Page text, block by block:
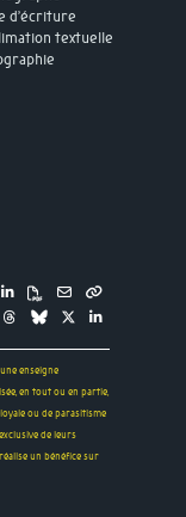
d’écriture
textuelle
enseigne
en tout ou en partie,
ou de parasitisme
de leurs
un bénéfice sur